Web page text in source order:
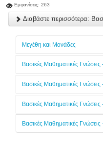
Εμφανίσεις: 263
Διαβάστε περισσότερα:
Μεγέθη και Μονάδες
Βασικές Μαθηματικές
Βασικές Μαθηματικές Γνώσεις
Βασικές Μαθηματικές Γνώσεις
Βασικές Μαθηματικές